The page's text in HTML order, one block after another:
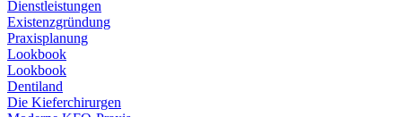
Dienstleistungen
Existenzgründung
Praxisplanung
Lookbook
Lookbook
Dentiland
Die Kieferchirurgen